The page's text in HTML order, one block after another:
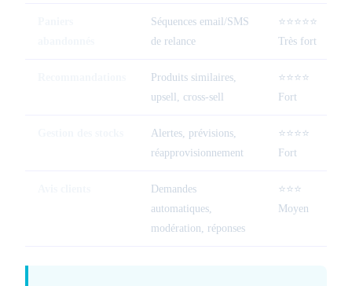
Séquences email/SMS
de relance
⭐⭐⭐⭐⭐
Très fort
Produits similaires,
upsell, cross-sell
⭐⭐⭐⭐
Fort
Alertes, prévisions,
réapprovisionnement
⭐⭐⭐⭐
Fort
Demandes
automatiques,
modération, réponses
⭐⭐⭐
Moyen